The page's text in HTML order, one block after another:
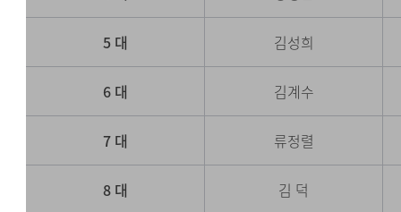
5 대 김성희
6 대 김계수
7 대 류정렬
8 대 김 덕